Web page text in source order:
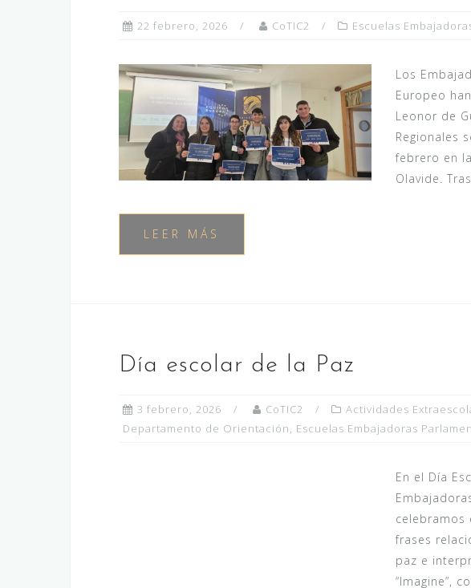
22 febrero, 2026 CoTIC2 Escuelas
Los
Europeo
Leonor de
Regionales
febrero en
Olavide.
LEER MÁS
Día escolar de la Paz
3 febrero, 2026 CoTIC2 Actividades
Departamento de Orientación, Escuelas Embajadoras
En el Día
celebramos
frases
paz e
“Imagine”,